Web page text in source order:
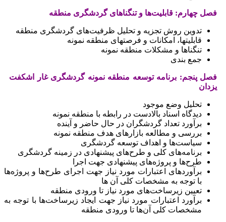
فصل چهارم: قابلیت‌ها و تنگناهای گردشگری منطقه
تدوین روش تجزیه و تحلیل ظرفیت‌های گردشگری منطقه
قابلیتها، امکانات و فرصتهای منطقه نمونه
تنگناها و مشکلات منطقه نمونه
جمع بندی
فصل پنجم: برنامه توسعه منطقه نمونه گردشگری غار اشکفت
یزدان
تحلیل وضع موجود
دیدگاه اسناد بالادست در رابطه با منطقه نمونه
برآورد تعداد گردشگران در حال حاضر و ‌آینده
بررسی و مطالعه بازارهای هدف منطقه نمونه
سیاست‌ها و اهداف توسعه گردشگری
برنامه‌های کلی و طرح‌های پیشنهادی در زمینه گردشگری
طرح‌ها و پروژه‌های پیشنهادی جهت اجرا
برآوردهای اعتبارات مورد نیاز جهت اجرای طرح‌ها و پروژه‌ها
با توجه به مشخصات کلی آن ها
تعیین زیرساخت‌های مورد نیاز تا ورودی منطقه
برآورد اعتبارات مورد نیاز جهت ایجاد زیرساخت‌ها با توجه به
مشخصات کلی آن‌ها تا ورودی منطقه